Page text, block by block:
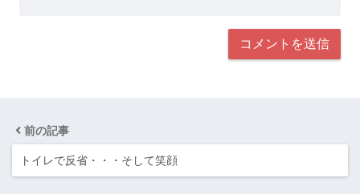
前の記事
トイレで反省・・・そして笑顔